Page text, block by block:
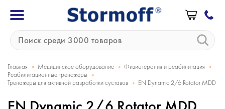
Главная » Медицинское оборудование » Физиотерапия и реабилитация »
Реабилитационные тренажеры »
Тренажеры для активной разработки суставов » EN Dynamic 2/6 Rotator MDD